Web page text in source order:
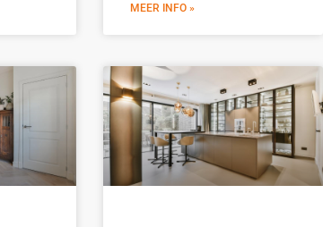
MEER INFO »